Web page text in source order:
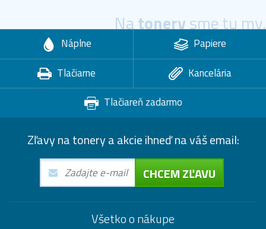
Natonerysme tu my.
Náplne
Papiere
Tlačiarne
Kancelária
Tlačiareň zadarmo
Zľavy na tonery a akcie ihneď na váš email:
CHCEM ZĽAVU
Všetko o nákupe